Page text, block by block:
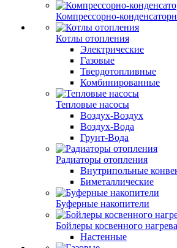
Компрессорно-
Котлы отопления
Электрические
Газовые
Твердотопливные
Комбинированные
Тепловые насосы
Воздух-Воздух
Воздух-Вода
Грунт-Вода
Радиаторы отопления
Внутрипольные
Биметаллические
Буферные накопители
Бойлеры косвенного нагрева
Настенные